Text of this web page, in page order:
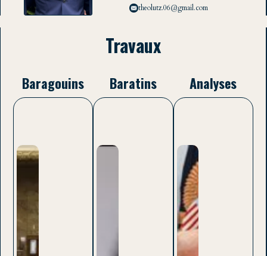
theolutz.06@gmail.com
Travaux
Analyses
Baratins
Baragouins